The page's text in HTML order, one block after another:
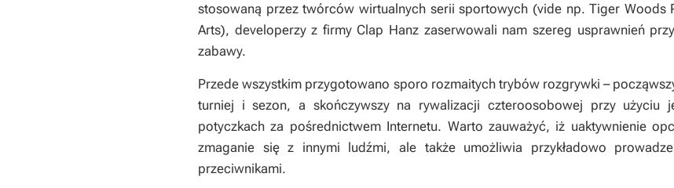
stosowaną przez twórców wirtualnych serii sportowych (vide np.Tiger Woods
Arts), developerzy z firmy Clap Hanz zaserwowali nam szereg usprawnień
zabawy.
Przede wszystkim przygotowano sporo rozmaitych trybów rozgrywki –
turniej i sezon, a skończywszy na rywalizacji czteroosobowej przy użyciu
potyczkach za pośrednictwem Internetu. Warto zauważyć, iż uaktywnienie
zmaganie się z innymi ludźmi, ale także umożliwia przykładowo
przeciwnikami.